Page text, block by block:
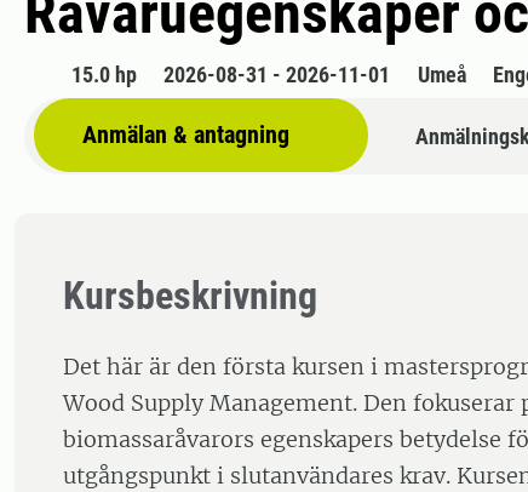
15.0 hp 2026-08-31 - 2026-11-01 Umeå
Anmälan & antagning
Kursbeskrivning
Det här är den första kursen i
Wood Supply Management. Den fokuserar
biomassaråvarors egenskapers betydelse
utgångspunkt i slutanvändares krav.